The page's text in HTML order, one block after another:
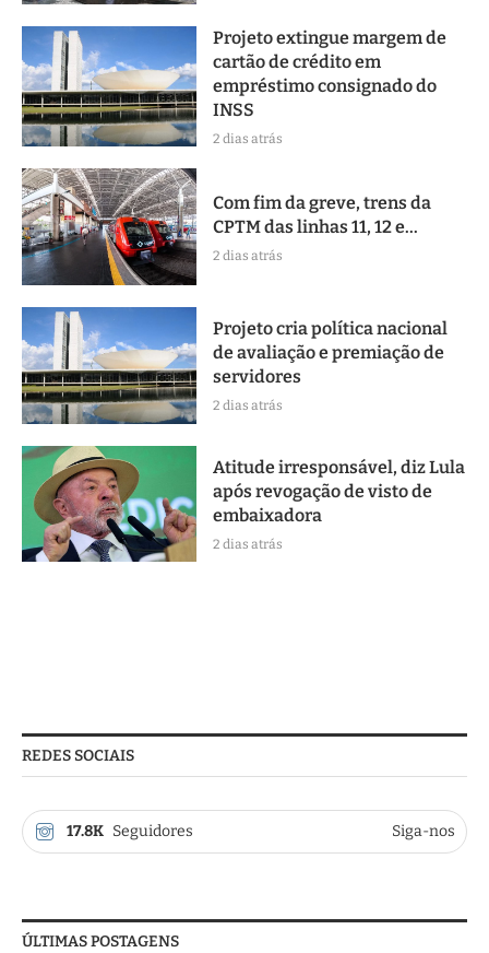
Projeto extingue margem de
cartão de crédito em
empréstimo consignado do
INSS
2 dias atrás
Com fim da greve, trens da
CPTM das linhas 11, 12 e...
2 dias atrás
Projeto cria política nacional
de avaliação e premiação de
servidores
2 dias atrás
Atitude irresponsável, diz Lula
após revogação de visto de
embaixadora
2 dias atrás
REDES SOCIAIS
17.8K Seguidores Siga-nos
ÚLTIMAS POSTAGENS